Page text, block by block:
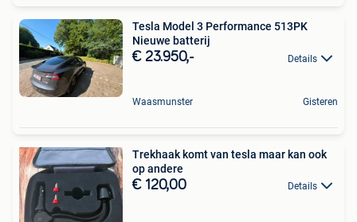
Tesla Model 3 Performance 513PK
Nieuwe batterij
€ 23.950,- Details
Waasmunster Gisteren
Trekhaak komt van tesla maar kan ook
op andere
€ 120,00 Details